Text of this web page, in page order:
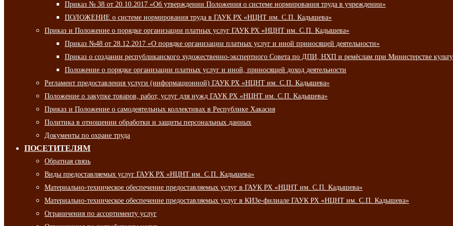
Приказ № 38 от 20.10.2017 «Об утверждении Положения о системе нормирования труда в учреждении»
ПОЛОЖЕНИЕ о системе нормирования труда в ГАУК РХ «НЦНТ им. С.П. Кадышева»
Приказ и Положение о порядке организации платных услуг ГАУК РХ «НЦНТ им. С.П. Кадышева»
Приказ №48 от 28.12.2017 «О порядке организации платных услуг и иной приносящей деятельности»
Приказ о создании республиканского художественно-экспертного Совета по ДПИ, НХП и ремёслам при Министерстве
Положение о порядке организации платных услуг и иной, приносящей доход деятельности
Регламент предоставления услуги (информационной) ГАУК РХ «НЦНТ им. С.П. Кадышева»
Положение о закупке товаров, работ, услуг для нужд ГАУК РХ «НЦНТ им. С.П. Кадышева»
Приказ и Положение о самодеятельных коллективах в Республике Хакасия
Политика в отношении обработки и защиты персональных данных
Документы по охране труда
ПОСЕТИТЕЛЯМ
Обратная связь
Виды предоставляемых услуг ГАУК РХ «НЦНТ им. С.П. Кадышева»
Материально-техническое обеспечение предоставляемых услуг в ГАУК РХ «НЦНТ им. С.П. Кадышева»
Материально-техническое обеспечение предоставляемых услуг в КИЗе-филиале ГАУК РХ «НЦНТ им. С.П. Кадышева»
Ограничения по ассортименту услуг